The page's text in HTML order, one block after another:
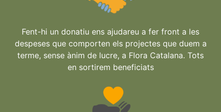
Fent-hi un donatiu ens ajudareu a fer front a les
despeses que comporten els projectes que duem a
terme, sense ànim de lucre, a Flora Catalana. Tots
en sortirem beneficiats